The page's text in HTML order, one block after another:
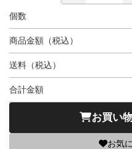
個数
商品金額（税込）
送料（税込）
合計金額
お買い
お気